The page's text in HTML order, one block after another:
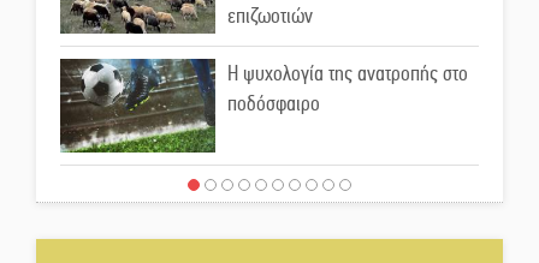
επιζωοτιών
Η ψυχολογία της ανατροπής στο
ποδόσφαιρο
Ένα «ταξίδι» τέχνης και